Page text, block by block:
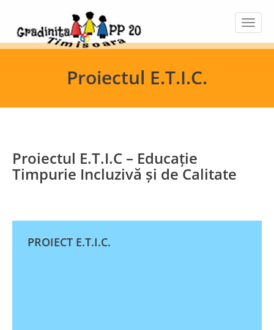
Proiectul E.T.I.C.
Proiectul E.T.I.C – Educație
Timpurie Incluzivă și de Calitate
PROIECT E.T.I.C.